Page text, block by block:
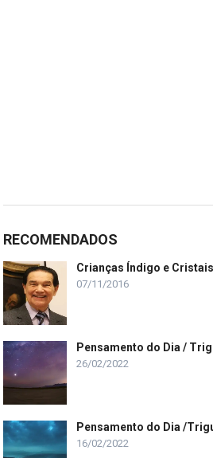
RECOMENDADOS
Crianças Índigo e
07/11/2016
Pensamento do Dia /
26/02/2022
Pensamento do Dia /
16/02/2022